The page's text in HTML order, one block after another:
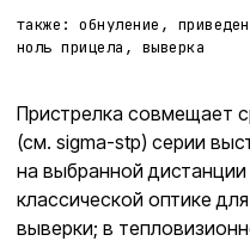
Правда
также:обнуление,
ноль прицела, выверка
Пристрелка совмещает
(см. sigma-stp) серии
на выбранной
классической оптике
выверки; в